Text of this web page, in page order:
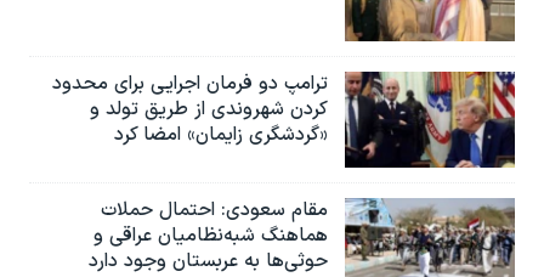
ترامپ دو فرمان اجرایی برای محدود
کردن شهروندی از طریق تولد و
«گردشگری زایمان» امضا کرد
مقام سعودی: احتمال حملات
هماهنگ شبه‌نظامیان عراقی و
حوثی‌ها به عربستان وجود دارد